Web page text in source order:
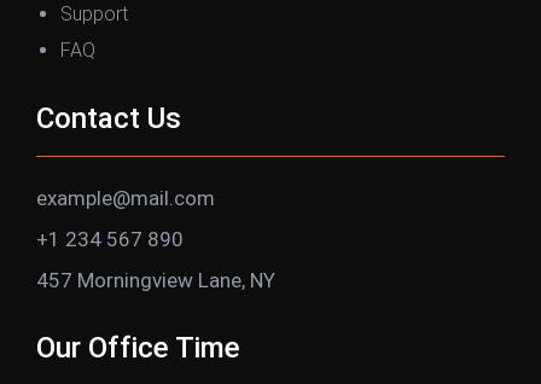
Support
FAQ
Contact Us
example@mail.com
+1 234 567 890
457 Morningview Lane, NY
Our Office Time